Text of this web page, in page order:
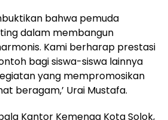
bahwa pemuda
dalam membangun
Kami berharap prestasi
bagi siswa-siswa lainnya
yang mempromosikan
beragam,’ Urai Mustafa.
Kantor Kemenag Kota Solok,